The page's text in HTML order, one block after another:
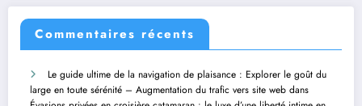
Commentaires récents
Le guide ultime de la navigation de plaisance : Explorer le goût du
large en toute sérénité – Augmentation du trafic vers site web dans